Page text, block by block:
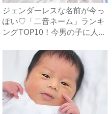
ジェンダーレスな名前が今っ
ぽい♡「二音ネーム」ランキ
ングTOP10！今男の子に人...